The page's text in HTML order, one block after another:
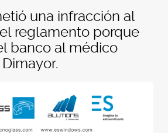
una infracción al
reglamento porque
banco al médico